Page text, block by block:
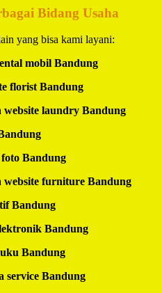
Bidang Usaha
yang bisa kami layani:
mobil Bandung
florist Bandung
website laundry Bandung
Bandung
website furniture Bandung
Bandung
Bandung
Bandung
service Bandung